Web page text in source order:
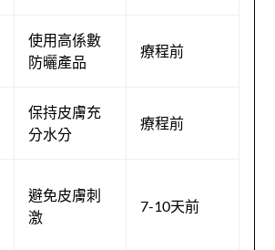
使用高係數
防曬產品
療程前
保持皮膚充
分水分
療程前
避免皮膚刺
激
7-10天前